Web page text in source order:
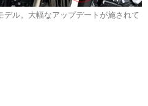
ル。大幅なアップデートが施されて